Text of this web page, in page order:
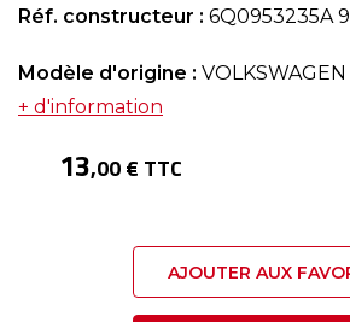
Réf. constructeur : 6Q0953235A
Modèle d'origine :
+ d'information
13,00 € TTC
AJOUTER AUX